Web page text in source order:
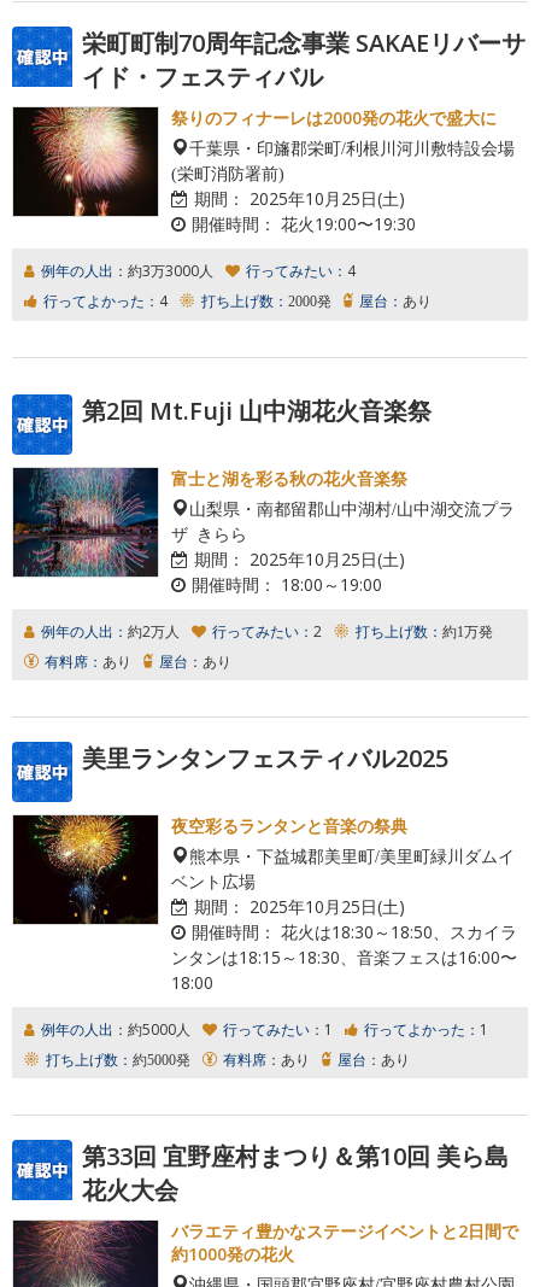
栄町町制70周年記念事業 SAKAEリバーサ
イド・フェスティバル
祭りのフィナーレは2000発の花火で盛大に
千葉県・印旛郡栄町/利根川河川敷特設会場
(栄町消防署前)
期間： 2025年10月25日(土)
開催時間： 花火19:00〜19:30
例年の人出： 約3万3000人 行ってみたい： 4
行ってよかった： 4 打ち上げ数： 2000発 屋台： あり
第2回 Mt.Fuji 山中湖花火音楽祭
富士と湖を彩る秋の花火音楽祭
山梨県・南都留郡山中湖村/山中湖交流プラ
ザ きらら
期間： 2025年10月25日(土)
開催時間： 18:00～19:00
例年の人出： 約2万人 行ってみたい： 2 打ち上げ数： 約1万発
有料席： あり 屋台： あり
美里ランタンフェスティバル2025
夜空彩るランタンと音楽の祭典
熊本県・下益城郡美里町/美里町緑川ダムイ
ベント広場
期間： 2025年10月25日(土)
開催時間： 花火は18:30～18:50、スカイラ
ンタンは18:15～18:30、音楽フェスは16:00〜
18:00
例年の人出： 約5000人 行ってみたい： 1 行ってよかった： 1
打ち上げ数： 約5000発 有料席： あり 屋台： あり
第33回 宜野座村まつり＆第10回 美ら島
花火大会
バラエティ豊かなステージイベントと2日間で
約1000発の花火
沖縄県・国頭郡宜野座村/宜野座村農村公園